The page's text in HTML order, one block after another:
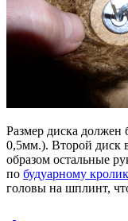
Размер диска должен
0,5мм.). Второй диск
образом остальные
по будуарному
головы на шплинт,